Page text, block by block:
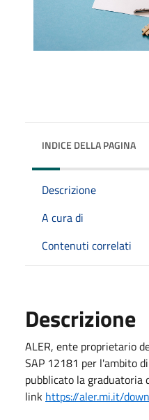
INDICE DELLA PAGINA
Descrizione
A cura di
Contenuti correlati
Descrizione
ALER, ente proprietario
SAP 12181 per l'ambito
pubblicato la graduatoria
link https://aler.mi.it/